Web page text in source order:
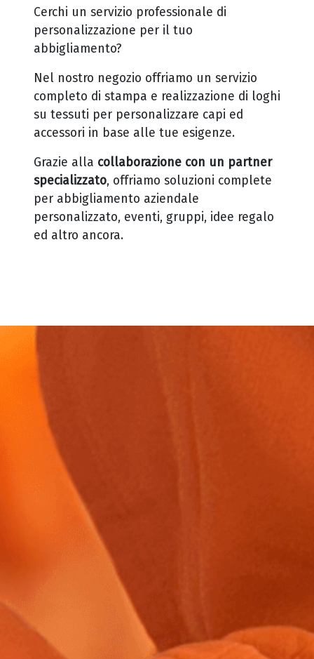
Cerchi un servizio professionale di
personalizzazione per il tuo
abbigliamento?
Nel nostro negozio offriamo un servizio
completo di stampa e realizzazione di loghi
su tessuti per personalizzare capi ed
accessori in base alle tue esigenze.
Grazie alla collaborazione con un partner
specializzato, offriamo soluzioni complete
per abbigliamento aziendale
personalizzato, eventi, gruppi, idee regalo
ed altro ancora.